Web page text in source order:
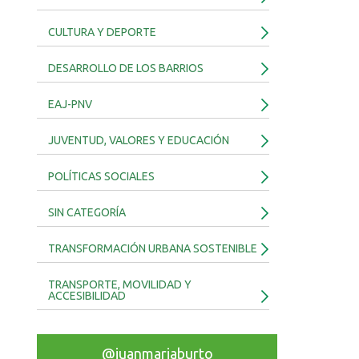
CULTURA Y DEPORTE
DESARROLLO DE LOS BARRIOS
EAJ-PNV
JUVENTUD, VALORES Y EDUCACIÓN
POLÍTICAS SOCIALES
SIN CATEGORÍA
TRANSFORMACIÓN URBANA SOSTENIBLE
TRANSPORTE, MOVILIDAD Y
ACCESIBILIDAD
@juanmariaburto